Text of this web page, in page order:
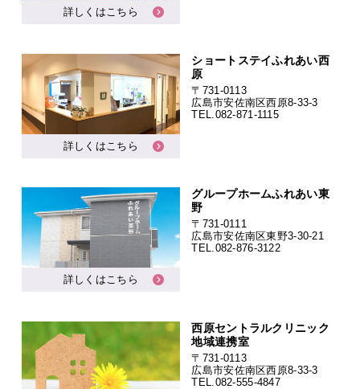
詳しくはこちら
詳しくはこちら
ショートステイふれあい西
原
〒731-0113
広島市安佐南区西原8-33-3
TEL. 082-871-1115
詳しくはこちら
グループホームふれあい東
野
〒731-0111
広島市安佐南区東野3-30-21
TEL.082-876-3122
西原セントラルクリニック
地域連携室
〒731-0113
広島市安佐南区西原8-33-3
TEL. 082-555-4847